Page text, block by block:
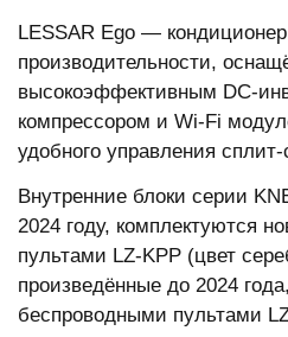
LESSAR Ego —
производительности,
высокоэффективным DC-
компрессором и Wi-Fi
удобного управления
Внутренние блоки серии
2024 году, комплектуются
пультами LZ-KPP (цвет
произведённые до 2024
беспроводными пультами